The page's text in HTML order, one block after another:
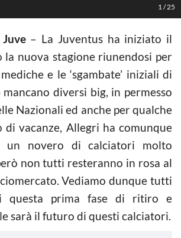
1 /25
– La Juventus ha iniziato il
la nuova stagione riunendosi per
e le ‘sgambate’ iniziali di
mancano diversi big, in permesso
Nazionali ed anche per qualche
di vacanze, Allegri ha comunque
un novero di calciatori molto
non tutti resteranno in rosa al
Vediamo dunque tutti
questa prima fase di ritiro e
sarà il futuro di questi calciatori.